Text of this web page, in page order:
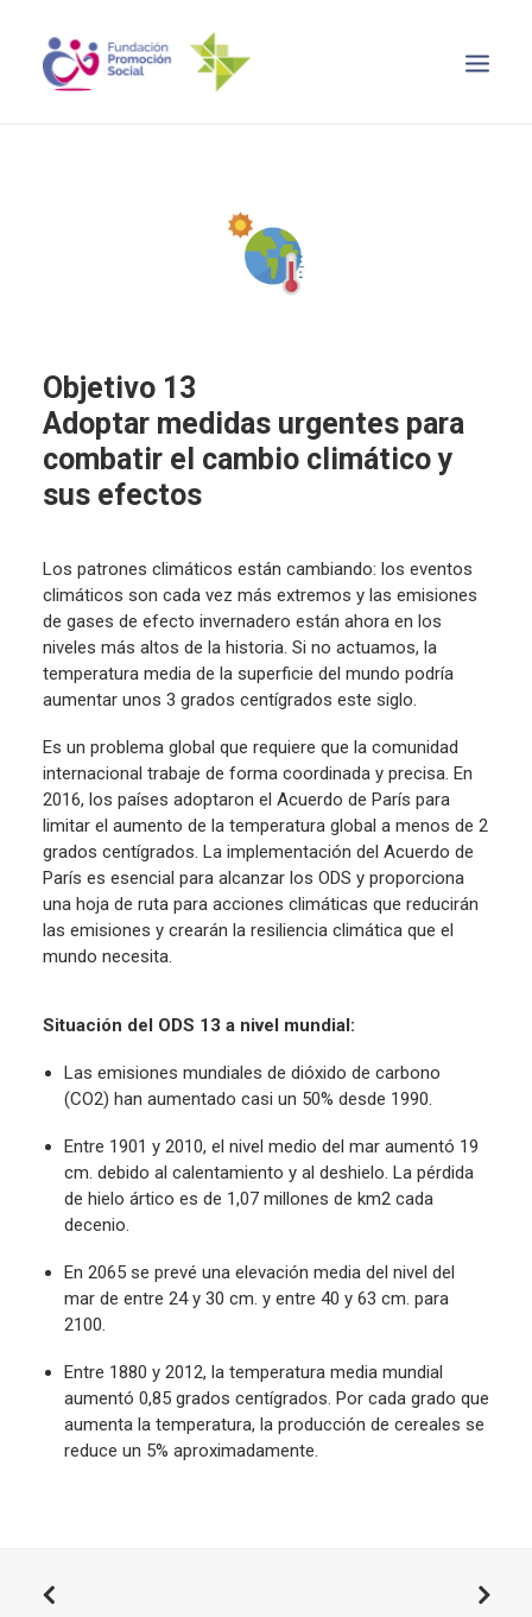
Objetivo 13
Adoptar medidas urgentes para
combatir el cambio climático y
sus efectos
Los patrones climáticos están cambiando: los eventos
climáticos son cada vez más extremos y las emisiones
de gases de efecto invernadero están ahora en los
niveles más altos de la historia. Si no actuamos, la
temperatura media de la superficie del mundo podría
aumentar unos 3 grados centígrados este siglo.
Es un problema global que requiere que la comunidad
internacional trabaje de forma coordinada y precisa. En
2016, los países adoptaron el Acuerdo de París para
limitar el aumento de la temperatura global a menos de 2
grados centígrados. La implementación del Acuerdo de
París es esencial para alcanzar los ODS y proporciona
una hoja de ruta para acciones climáticas que reducirán
las emisiones y crearán la resiliencia climática que el
mundo necesita.
Situación del ODS 13 a nivel mundial:
Las emisiones mundiales de dióxido de carbono
(CO2) han aumentado casi un 50% desde 1990.
Entre 1901 y 2010, el nivel medio del mar aumentó 19
cm. debido al calentamiento y al deshielo. La pérdida
de hielo ártico es de 1,07 millones de km2 cada
decenio.
En 2065 se prevé una elevación media del nivel del
mar de entre 24 y 30 cm. y entre 40 y 63 cm. para
2100.
Entre 1880 y 2012, la temperatura media mundial
aumentó 0,85 grados centígrados. Por cada grado que
aumenta la temperatura, la producción de cereales se
reduce un 5% aproximadamente.